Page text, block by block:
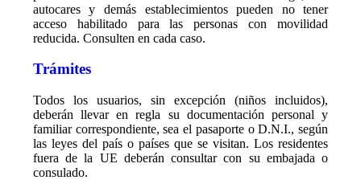
autocares y demás establecimientos pueden no tener
acceso habilitado para las personas con movilidad
reducida. Consulten en cada caso.
Trámites
Todos los usuarios, sin excepción (niños incluidos),
deberán llevar en regla su documentación personal y
familiar correspondiente, sea el pasaporte o D.N.I., según
las leyes del país o países que se visitan. Los residentes
fuera de la UE deberán consultar con su embajada o
consulado.